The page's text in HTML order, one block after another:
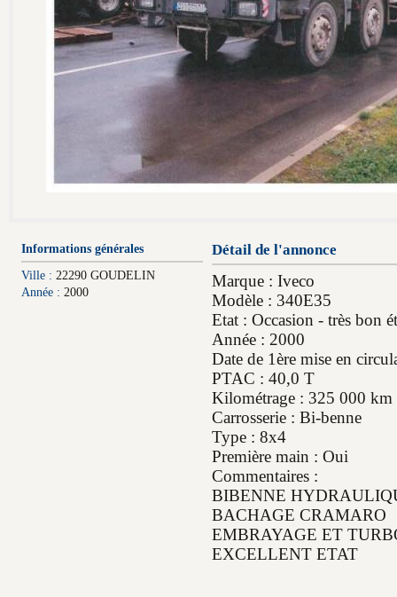
Informations générales
Ville : 22290 GOUDELIN
Année : 2000
Détail de l'annonce
Marque : Iveco
Modèle : 340E35
Etat : Occasion - très bon
Année : 2000
Date de 1ère mise en
PTAC : 40,0 T
Kilométrage : 325 000 km
Carrosserie : Bi-benne
Type : 8x4
Première main : Oui
Commentaires :
BIBENNE
BACHAGE CRAMARO
EMBRAYAGE ET
EXCELLENT ETAT